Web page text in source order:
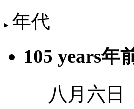
年代
105 years年
八月六